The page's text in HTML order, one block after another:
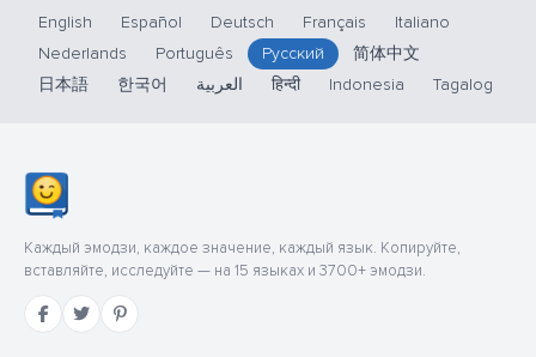
English Español Deutsch Français
Italiano
Nederlands
Português Русский
简体中文
日本語
한국어 العربية हिन्दी Indonesia Tagalog
Каждый эмодзи, каждое значение, каждый язык. Копируйте,
вставляйте, исследуйте — на 15 языках и 3700+ эмодзи.